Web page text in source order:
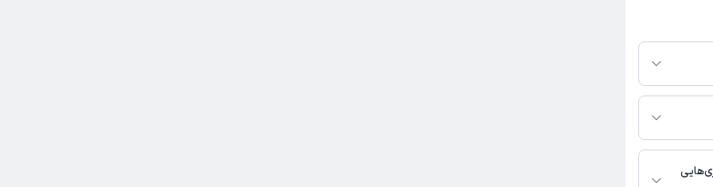
پلتفرم دکترتو
صورت فعال بودن
تماس، برنامه
پزشکی و